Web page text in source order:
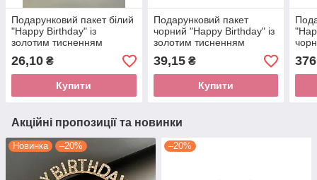
Подарунковий пакет білий
"Happy Birthday" із
золотим тисненням
(24х20х9см) 1шт.
26,10 ₴
Купити
Подарунковий пакет
чорний "Happy Birthday" із
золотим тисненням
(24х20х9см) 1шт.
39,15₴
Купити
Акційні пропозиції та новинки
Новинка –20% –20%